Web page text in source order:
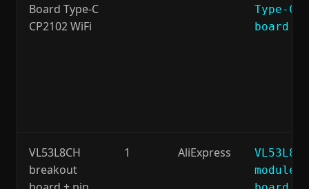
Board Type-C
CP2102 WiFi
Type-C
board
VL53L8CH
breakout
1 AliExpress
VL53L8CH
module